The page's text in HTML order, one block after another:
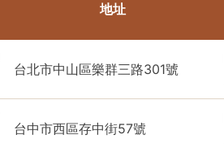
地址
台北市中山區樂群三路301號
台中市西區存中街57號